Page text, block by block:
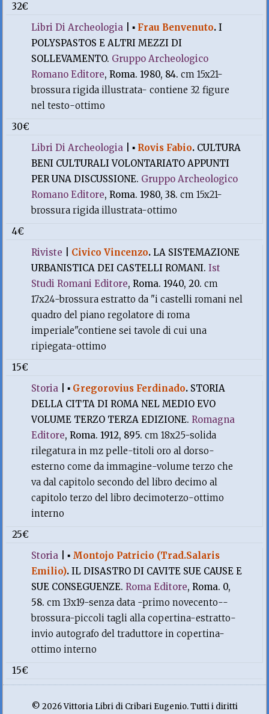
32€
Libri Di Archeologia |▪ Frau Benvenuto.I
POLYSPASTOS E ALTRI MEZZI DI
SOLLEVAMENTO. Gruppo Archeologico
Romano Editore, Roma. 1980, 84.cm 15x21-
brossura rigida illustrata- contiene 32 figure
nel testo-ottimo
30€
Libri Di Archeologia |▪ Rovis Fabio. CULTURA
BENI CULTURALI VOLONTARIATO APPUNTI
PER UNA DISCUSSIONE. Gruppo Archeologico
Romano Editore, Roma. 1980, 38.cm 15x21-
brossura rigida illustrata-ottimo
4€
Riviste
Civico Vincenzo.LA SISTEMAZIONE
URBANISTICA DEI CASTELLI ROMANI.Ist
Studi Romani Editore, Roma. 1940, 20.cm
17x24-brossura estratto da "i castelli romani nel
quadro del piano regolatore di roma
imperiale"contiene sei tavole di cui una
ripiegata-ottimo
15€
Storia |▪ Gregorovius Ferdinado. STORIA
DELLA CITTA DI ROMA NEL MEDIO EVO
VOLUME TERZO TERZA EDIZIONE.Romagna
Editore, Roma. 1912, 895.cm 18x25-solida
rilegatura in mz pelle-titoli oro al dorso-
esterno come da immagine-volume terzo che
va dal capitolo secondo del libro decimo al
capitolo terzo del libro decimoterzo-ottimo
interno
25€
Storia |▪ Montojo Patricio (Trad.Salaris
Emilio).IL DISASTRO DI CAVITE SUE CAUSE E
SUE CONSEGUENZE.Roma Editore, Roma. 0,
58.cm 13x19-senza data -primo novecento--
brossura-piccoli tagli alla copertina-estratto-
invio autografo del traduttore in copertina-
ottimo interno
15€
© 2026 Vittoria Libri di Cribari Eugenio. Tutti i diritti